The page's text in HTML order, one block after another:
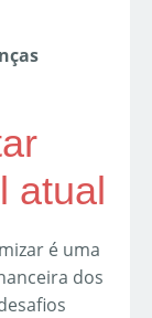
atual
é uma
dos